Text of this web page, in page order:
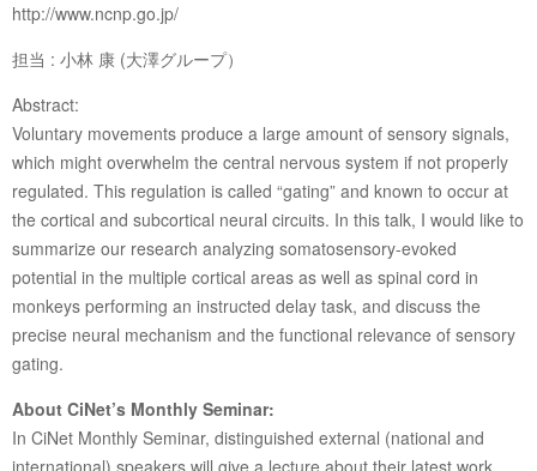
http://www.ncnp.go.jp/
担当 : 小林 康 (大澤グループ）
Abstract:
Voluntary movements produce a large amount of sensory signals,
which might overwhelm the central nervous system if not properly
regulated. This regulation is called “gating” and known to occur at
the cortical and subcortical neural circuits. In this talk, I would like to
summarize our research analyzing somatosensory-evoked
potential in the multiple cortical areas as well as spinal cord in
monkeys performing an instructed delay task, and discuss the
precise neural mechanism and the functional relevance of sensory
gating.
About CiNet’s Monthly Seminar:
In CiNet Monthly Seminar, distinguished external (national and